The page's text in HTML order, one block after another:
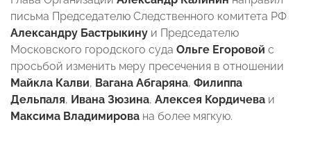
письма Председателю Следственного комитета РФ
Александру Бастрыкину и Председателю
Московского городского суда Ольге Егоровой с
просьбой изменить меру пресечения в отношении
Майкла Калви, Вагана Абгаряна, Филиппа
Дельпаля, Ивана Зюзина, Алексея Кордичева и
Максима Владимирова на более мягкую.